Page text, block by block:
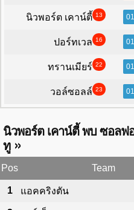
นิวพอร์ต เคาน์ตี้ 13
ปอร์ทเวล 16
ทรานเมียร์ 22
วอล์ซอลล์ 23
นิวพอร์ต เคาน์ตี้ พบ ซอล
ทู»
Pos Team
1 แอคคริงตัน